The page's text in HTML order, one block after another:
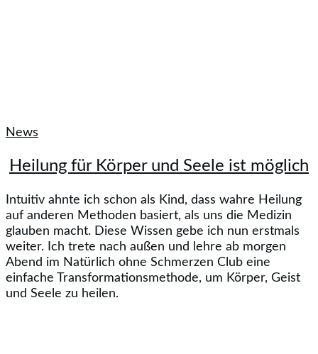
News
Heilung für Körper und Seele ist möglich
Intuitiv ahnte ich schon als Kind, dass wahre Heilung
auf anderen Methoden basiert, als uns die Medizin
glauben macht. Diese Wissen gebe ich nun erstmals
weiter. Ich trete nach außen und lehre ab morgen
Abend im Natürlich ohne Schmerzen Club eine
einfache Transformationsmethode, um Körper, Geist
und Seele zu heilen.